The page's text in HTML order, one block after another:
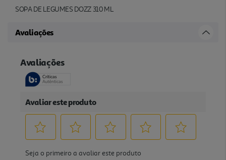
SOPA DE LEGUMES DOZZ 310 ML
Avaliações